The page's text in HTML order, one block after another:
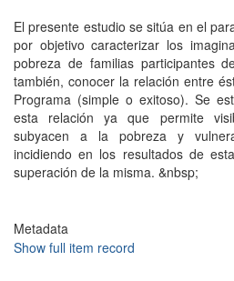
El presente estudio se sitúa en el
por objetivo caracterizar los
pobreza de familias participantes
también, conocer la relación entre
Programa (simple o exitoso). Se
esta relación ya que permite
subyacen a la pobreza y
incidiendo en los resultados de
superación de la misma. &nbsp;
Metadata
Show full item record